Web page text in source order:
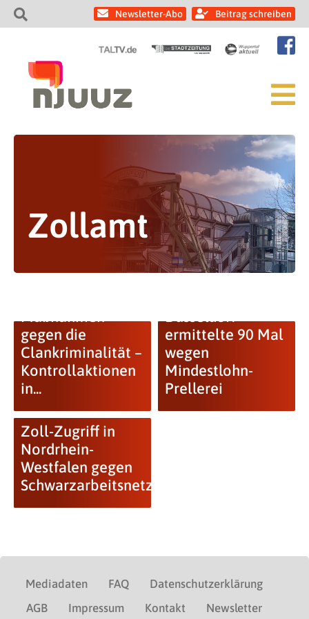
Newsletter-Abo Beitrag schreiben
Zollamt
gegen die
Clankriminalität –
Kontrollaktionen
in...
ermittelte 90 Mal
wegen
Mindestlohn-
Prellerei
Zoll-Zugriff in
Nordrhein-
Westfalen gegen
Schwarzarbeitsnetzwerk
Mediadaten FAQ
Datenschutzerklärung
AGB
Impressum Kontakt Newsletter